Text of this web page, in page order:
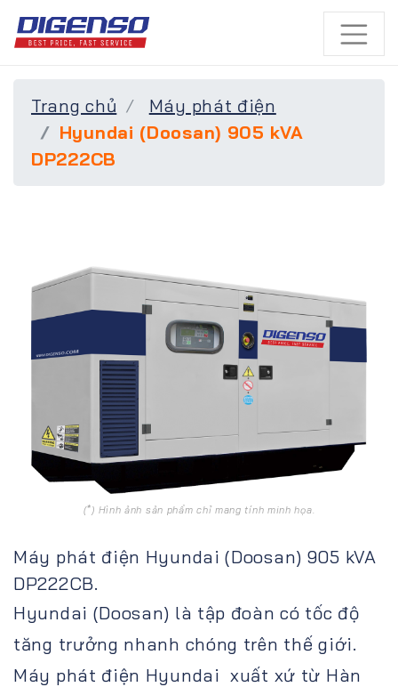
Trang chủ
Máy phát điện
Hyundai (Doosan) 905 kVA
DP222CB
(*) Hình ảnh sản phẩm chỉ mang tính minh họa.
Máy phát điện Hyundai (Doosan) 905 kVA
DP222CB.
Hyundai (Doosan) là tập đoàn có tốc độ
tăng trưởng nhanh chóng trên thế giới.
Máy phát điện Hyundai xuất xứ từ Hàn